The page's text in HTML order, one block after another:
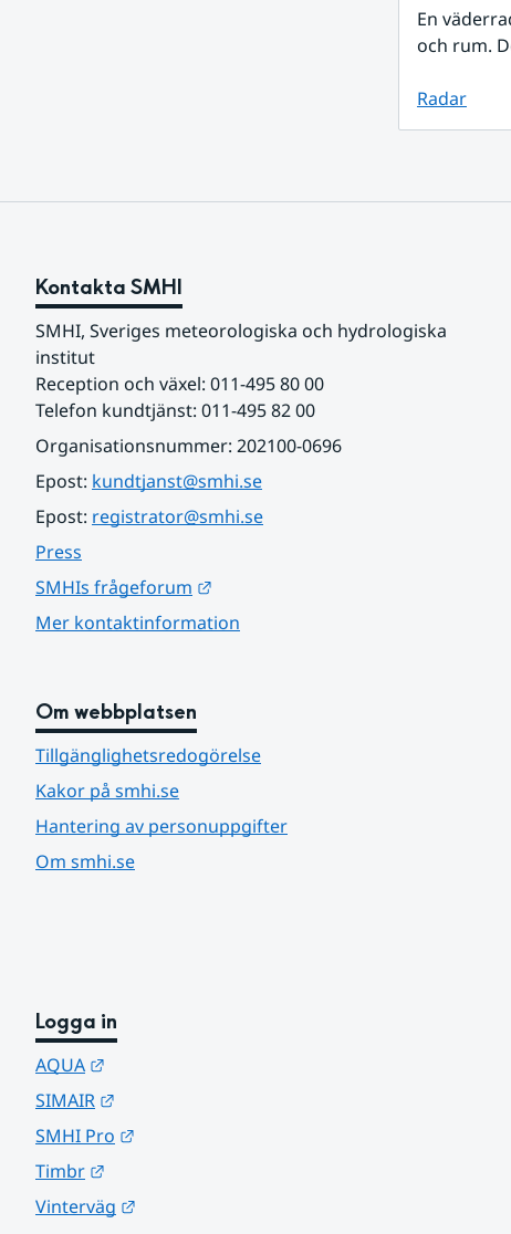
En
och rum.
Radar
Kontakta SMHI
SMHI, Sveriges meteorologiska och hydrologiska
institut
Reception och växel: 011-495 80 00
Telefon kundtjänst: 011-495 82 00
Organisationsnummer: 202100-0696
Epost: kundtjanst@smhi.se
Epost: registrator@smhi.se
Press
SMHIs frågeforum
Mer kontaktinformation
Om webbplatsen
Tillgänglighetsredogörelse
Kakor på smhi.se
Hantering av personuppgifter
Om smhi.se
Logga in
AQUA
SIMAIR
SMHI Pro
Timbr
Vinterväg